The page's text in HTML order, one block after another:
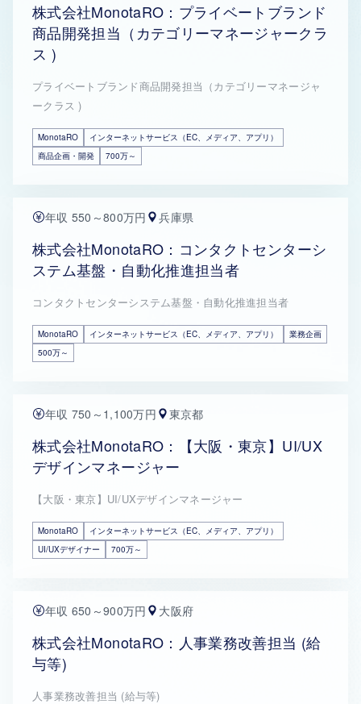
株式会社MonotaRO：プライベートブランド
商品開発担当（カテゴリーマネージャークラ
ス )
プライベートブランド商品開発担当（カテゴリーマネージャ
ークラス )
MonotaRO
インターネットサービス（EC、メディア、アプリ）
商品企画・開発
700万～
年収 550～800万円 兵庫県
株式会社MonotaRO：コンタクトセンターシ
ステム基盤・自動化推進担当者
コンタクトセンターシステム基盤・自動化推進担当者
MonotaRO インターネットサービス（EC、メディア、アプリ）
業務企画
500万～
年収 750～1,100万円 東京都
株式会社MonotaRO：【大阪・東京】UI/UX
デザインマネージャー
【大阪・東京】UI/UXデザインマネージャー
MonotaRO
インターネットサービス（EC、メディア、アプリ）
UI/UXデザイナー
700万～
年収 650～900万円 大阪府
株式会社MonotaRO：人事業務改善担当 (給
与等)
人事業務改善担当 (給与等)